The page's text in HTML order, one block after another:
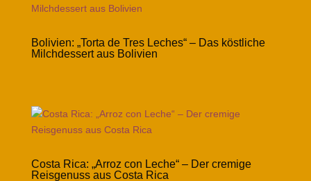
Bolivien: „Torta de Tres Leches“ – Das köstliche
Milchdessert aus Bolivien
Costa Rica: „Arroz con Leche“ – Der cremige
Reisgenuss aus Costa Rica